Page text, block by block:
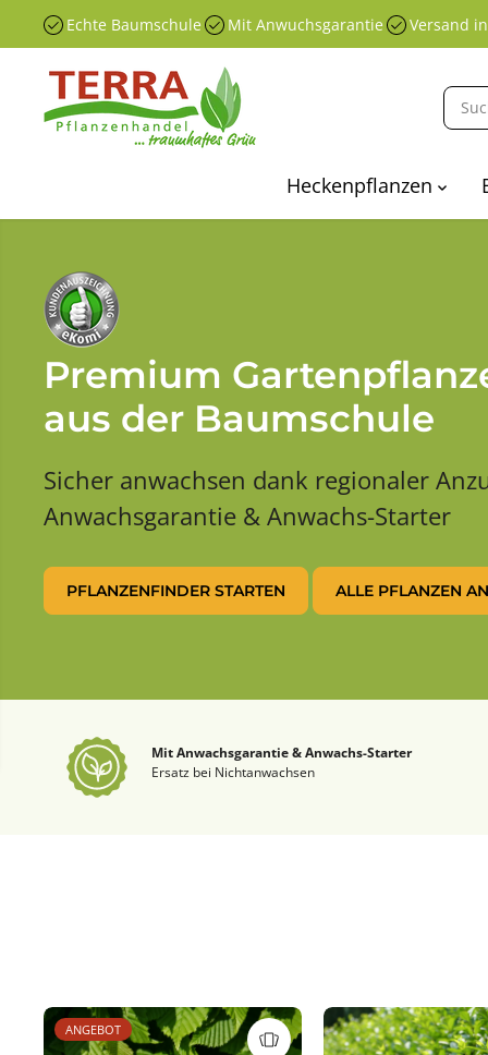
SIE ZU
INHALTEN
Echte Baumschule Mit Anwuchsgarantie Versand
Heckenpflanzen
Premium
aus der Baumschule
Sicher anwachsen dank regionaler
Anwachsgarantie & Anwachs-Starter
PFLANZENFINDER STARTEN ALLE PFLANZEN
Mit Anwachsgarantie & Anwachs-Starter
Ersatz bei Nichtanwachsen
ANGEBOT